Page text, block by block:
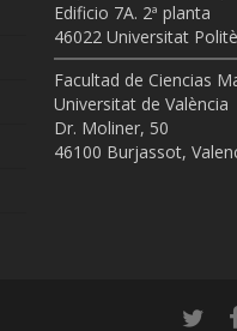
Edificio 7A. 2ª planta
46022 Universitat
Facultad de Ciencias
Universitat de València
Dr. Moliner, 50
46100 Burjassot,
twitter